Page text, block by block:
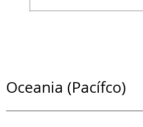
Oceania (Pacífco)